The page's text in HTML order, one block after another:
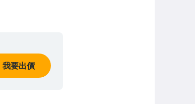
我要出價